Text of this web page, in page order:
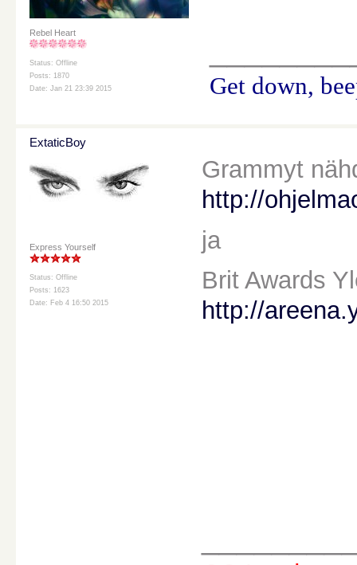
Rebel Heart
Status: Offline
Posts: 1870
Date: Jan 21 23:39 2015
Get down,
ExtaticBoy
Express Yourself
Status: Offline
Posts: 1623
Date: Feb 4 16:50 2015
Grammyt
http://
ja
Brit Awards
http://